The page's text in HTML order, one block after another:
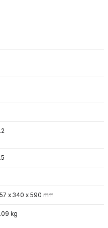
x 340 x 590 mm
kg